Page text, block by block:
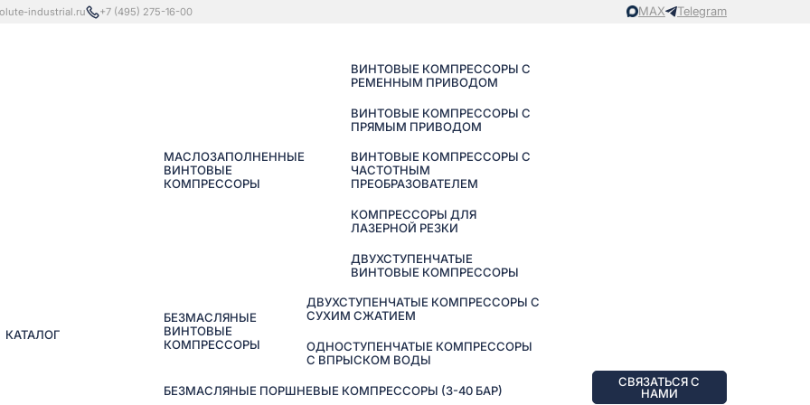
industrial.ru +7 (495) 275-16-00 MAX Telegram
КАТАЛОГ
МАСЛОЗАПОЛНЕННЫЕ
ВИНТОВЫЕ
КОМПРЕССОРЫ
ВИНТОВЫЕ КОМПРЕССОРЫ С
РЕМЕННЫМ ПРИВОДОМ
ВИНТОВЫЕ КОМПРЕССОРЫ С
ПРЯМЫМ ПРИВОДОМ
ВИНТОВЫЕ КОМПРЕССОРЫ С
ЧАСТОТНЫМ
ПРЕОБРАЗОВАТЕЛЕМ
КОМПРЕССОРЫ ДЛЯ
ЛАЗЕРНОЙ РЕЗКИ
ДВУХСТУПЕНЧАТЫЕ
ВИНТОВЫЕ КОМПРЕССОРЫ
БЕЗМАСЛЯНЫЕ
ВИНТОВЫЕ
КОМПРЕССОРЫ
ДВУХСТУПЕНЧАТЫЕ КОМПРЕССОРЫ С
СУХИМ СЖАТИЕМ
ОДНОСТУПЕНЧАТЫЕ КОМПРЕССОРЫ
С ВПРЫСКОМ ВОДЫ
БЕЗМАСЛЯНЫЕ ПОРШНЕВЫЕ КОМПРЕССОРЫ (3-40 БАР)
СВЯЗАТЬСЯ С
НАМИ